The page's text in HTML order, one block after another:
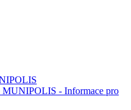
- Informace pro